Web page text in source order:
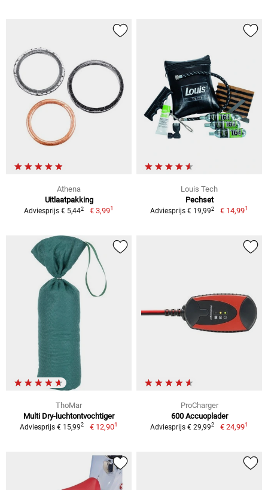
Athena
Uitlaatpakking
Adviesprijs € 5,442 € 3,991
Louis Tech
Pechset
Adviesprijs € 19,992 € 14,991
ThoMar
Multi Dry-luchtontvochtiger
Adviesprijs € 15,992 € 12,901
ProCharger
600 Accuoplader
Adviesprijs € 29,992 € 24,991